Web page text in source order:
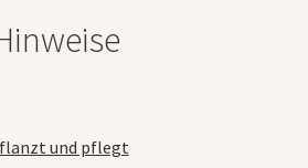
und pflegt